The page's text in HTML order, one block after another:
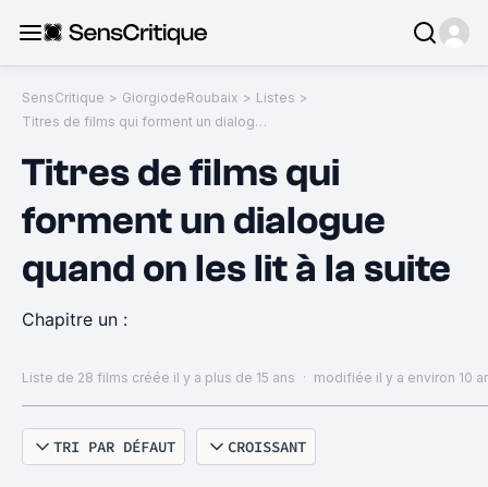
SensCritique > GiorgiodeRoubaix > Listes >
Titres de films qui forment un dialogue quand on les lit à la suite
Titres de films qui
forment un dialogue
quand on les lit à la suite
Chapitre un :
Liste de 28 films créée il y a plus de 15 ans · modifiée il y a environ 10
TRI PAR DÉFAUT CROISSANT